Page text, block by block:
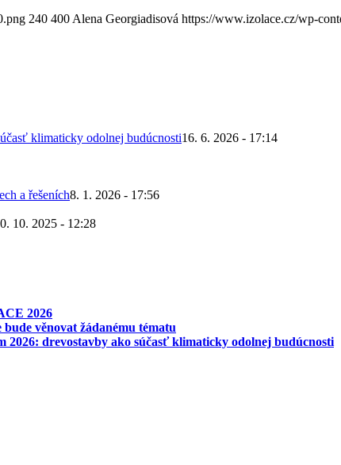
240 400 Alena Georgiadisová https://www.izolace.cz/wp-
klimaticky odolnej budúcnosti16. 6. 2026 - 17:14
a řešeních8. 1. 2026 - 17:56
10. 2025 - 12:28
2026
bude věnovat žádanému tématu
2026: drevostavby ako súčasť klimaticky odolnej budúcnosti